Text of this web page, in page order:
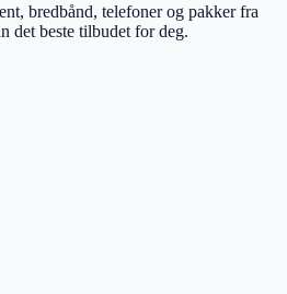
bredbånd, telefoner og pakker fra
det beste tilbudet for deg.